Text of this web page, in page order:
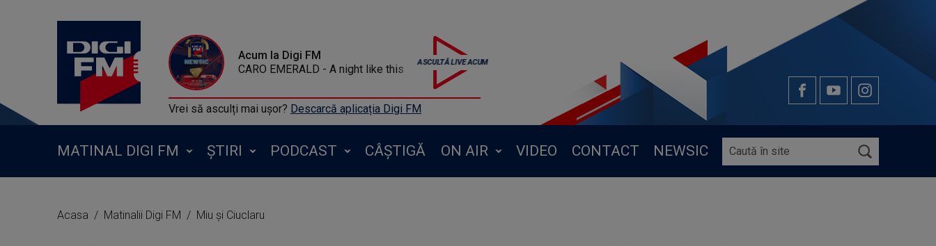
Acum la Digi FM
CARO EMERALD - A night like this
Vrei să asculți mai ușor? Descarcă aplicația Digi FM
MATINAL DIGI FM ȘTIRI PODCAST CÂȘTIGĂ ON AIR VIDEO CONTACT NEWSIC
Acasa Matinalii Digi FM Miu și Ciuclaru